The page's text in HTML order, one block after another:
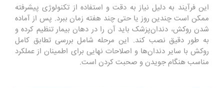
این فرآیند به دلیل نیاز به دقت و استفاده از تکنولوژی پیشرفته
ممکن است چندین روز یا حتی چند هفته زمان ببرد. پس از آماده
شدن روکش، دندان‌پزشک باید آن را در دهان بیمار تنظیم کرده و
به طور دقیق نصب کند. این مرحله شامل بررسی تطابق کامل
روکش با سایر دندان‌ها و اصلاحات نهایی برای اطمینان از عملکرد
مناسب هنگام جویدن و صحبت کردن است.